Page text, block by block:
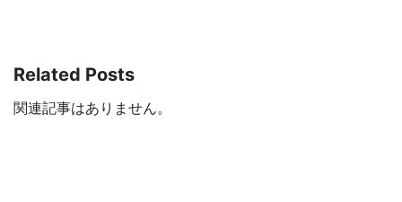
Related Posts
関連記事はありません。